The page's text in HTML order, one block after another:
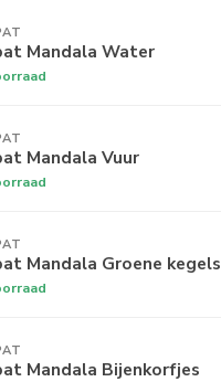
Mandala Water
Mandala Vuur
Mandala Groene kegels
Mandala Bijenkorfjes